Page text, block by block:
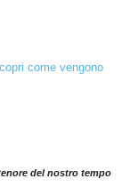
come vengono
del nostro tempo